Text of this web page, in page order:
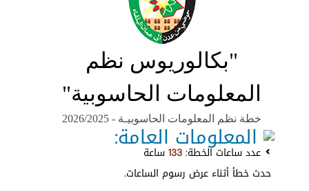
"بكالوريوس نظم
المعلومات الحاسوبية"
خطة نظم المعلومات الحاسوبيـة - 2026/2025
المعلومات العامة:
عدد ساعات الخطة:133ساعة
حدث خطأ أثناء عرض رسوم الساعات.